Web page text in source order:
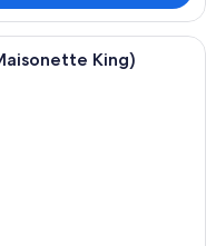
hal met een kamerbreed
King)